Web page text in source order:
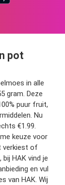
pot
in alle
gram. Deze
puur fruit,
Nu
€1.99.
keuze voor
verkiest of
HAK vind je
en vul
van HAK. Wij